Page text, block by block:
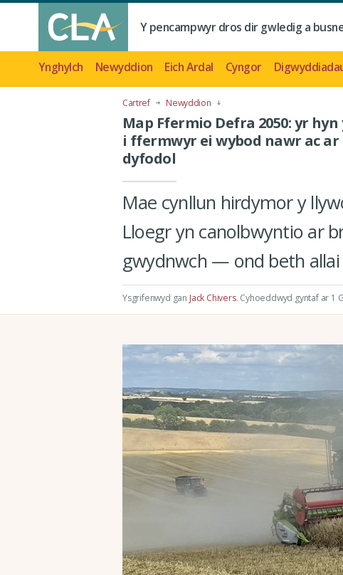
Y pencampwyr dros dir gwledig a
Ynghylch Newyddion Eich Ardal Cyngor
Cartref Newyddion
Map Ffermio Defra 2050: yr
i ffermwyr ei wybod nawr ac ar
dyfodol
Mae cynllun hirdymor y
Lloegr yn canolbwyntio ar
gwydnwch — ond beth allai
Ysgrifenwyd gan Jack Chivers. Cyhoeddwyd gyntaf ar 1